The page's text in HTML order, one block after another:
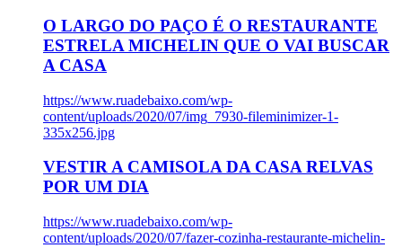
O LARGO DO PAÇO É O RESTAURANTE
ESTRELA MICHELIN QUE O VAI BUSCAR
A CASA
https://www.ruadebaixo.com/wp-
content/uploads/2020/07/img_7930-fileminimizer-1-
335x256.jpg
VESTIR A CAMISOLA DA CASA RELVAS
POR UM DIA
https://www.ruadebaixo.com/wp-
content/uploads/2020/07/fazer-cozinha-restaurante-michelin-